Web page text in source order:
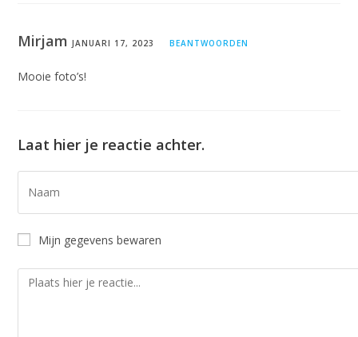
MirjamJANUARI 17, 2023 BEANTWOORDEN
Mooie foto’s!
Laat hier je reactie achter.
Mijn gegevens bewaren